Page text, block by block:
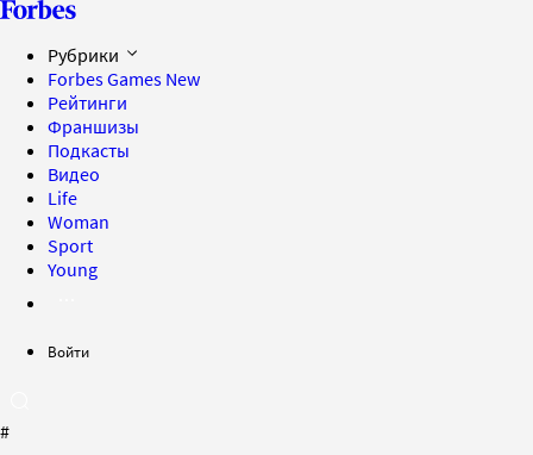
Рубрики
Forbes Games New
Рейтинги
Франшизы
Подкасты
Видео
Life
Woman
Sport
Young
Войти
#